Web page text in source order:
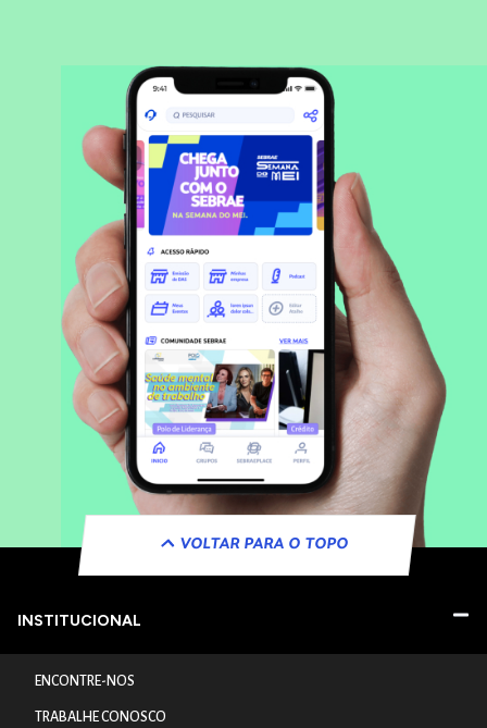
VOLTAR PARA O TOPO
INSTITUCIONAL
ENCONTRE-NOS
TRABALHE CONOSCO